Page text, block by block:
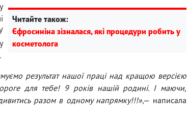
Читайте також:
Єфросиніна зізналася, які процедури робить у
косметолога
результат нашої праці над кращою версією
для тебе! 9 років нашій родині. І маючи,
разом в одному напрямку!!!»,— написала